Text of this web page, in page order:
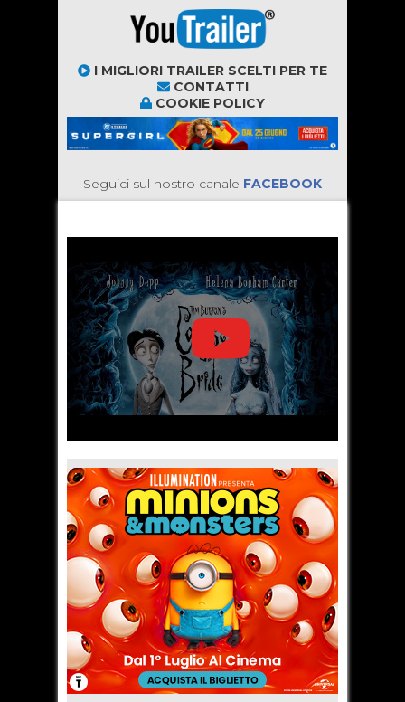
I MIGLIORI TRAILER SCELTI PER TE
CONTATTI
COOKIE POLICY
Seguici sul nostro canale FACEBOOK